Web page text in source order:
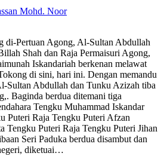
Mohd. Noor
di-Pertuan Agong, Al-Sultan Abdullah
Shah dan Raja Permaisuri Agong,
Iskandariah berkenan melawat
di sini, hari ini. Dengan memandu
Sultan Abdullah dan Tunku Azizah tiba
Baginda berdua ditemani tiga
Tengku Muhammad Iskandar
Puteri Raja Tengku Puteri Afzan
Tengku Puteri Raja Tengku Puteri Jihan
Seri Paduka berdua disambut dan
diketuai…